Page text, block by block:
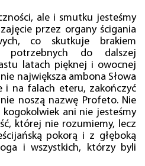
ale i smutku jesteśmy
przez organy ścigania
co skutkuje brakiem
potrzebnych do dalszej
latach pięknej i owocnej
największa ambona Słowa
i na falach eteru, zakończyć
noszą nazwę Profeto. Nie
ani nie jesteśmy
której nie rozumiemy, lecz
pokorą i z głęboką
i wszystkich, którzy byli